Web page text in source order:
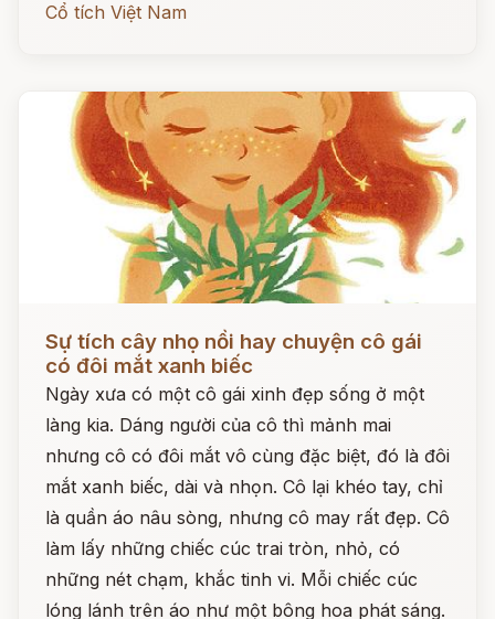
Cổ tích Việt Nam
Sự tích cây nhọ nồi hay chuyện cô gái
có đôi mắt xanh biếc
Ngày xưa có một cô gái xinh đẹp sống ở một
làng kia. Dáng người của cô thì mảnh mai
nhưng cô có đôi mắt vô cùng đặc biệt, đó là đôi
mắt xanh biếc, dài và nhọn. Cô lại khéo tay, chỉ
là quần áo nâu sòng, nhưng cô may rất đẹp. Cô
làm lấy những chiếc cúc trai tròn, nhỏ, có
những nét chạm, khắc tinh vi. Mỗi chiếc cúc
lóng lánh trên áo như một bông hoa phát sáng.